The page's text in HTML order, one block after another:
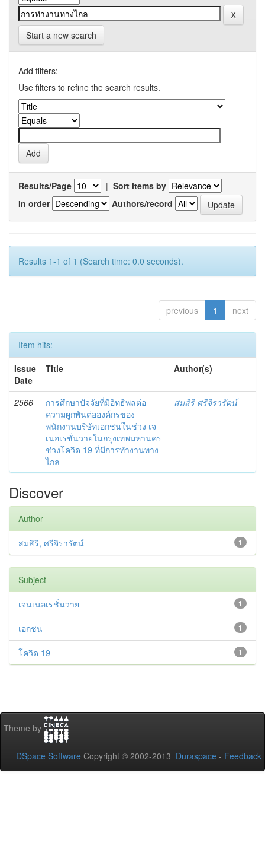
Start a new search
Add filters:
Use filters to refine the search results.
Results/Page | Sort items by
In order
Authors/record
Results 1-1 of 1 (Search time: 0.0 seconds).
previous 1 next
Item hits:
Issue
Date
Title Author(s)
2566
การศึกษาปัจจัยที่มีอิทธิพลต่อ
ความผูกพันต่อองค์กรของ
พนักงานบริษัทเอกชนในช่วง เจ
เนอเรชั่นวายในกรุงเทพมหานคร
ช่วงโควิด 19 ที่มีการทำงานทาง
ไกล
สมสิริ ศรีจิรารัตน์
Discover
Author
1
สมสิริ, ศรีจิรารัตน์
Subject
1
เจนเนอเรชั่นวาย
1
เอกชน
1
โควิด 19
Theme by
DSpace Software Copyright © 2002-2013 Duraspace - Feedback